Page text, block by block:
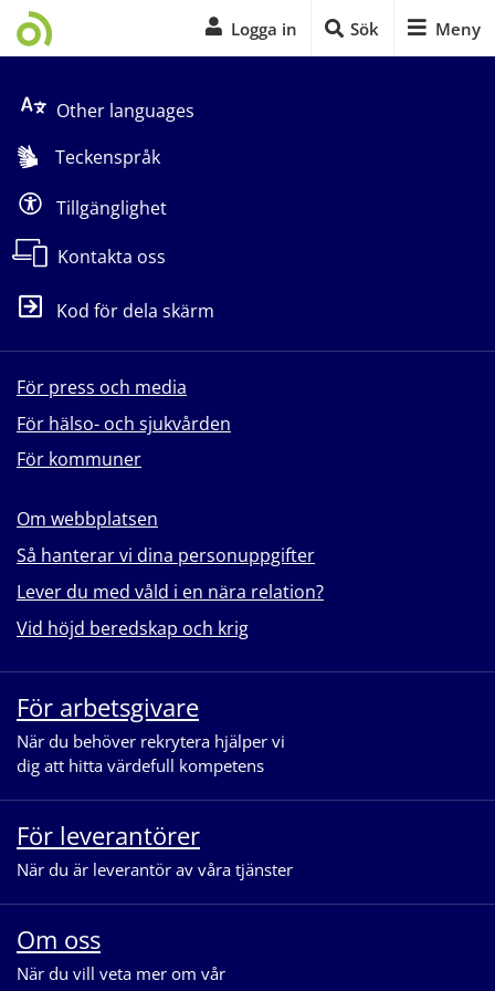
Logga in Sök Meny
Other languages
Teckenspråk
Tillgänglighet
Kontakta oss
Kod för dela skärm
För press och media
För hälso- och sjukvården
För kommuner
Om webbplatsen
Så hanterar vi dina personuppgifter
Lever du med våld i en nära relation?
Vid höjd beredskap och krig
För arbetsgivare
När du behöver rekrytera hjälper vi
dig att hitta värdefull kompetens
För leverantörer
När du är leverantör av våra tjänster
Om oss
När du vill veta mer om vår